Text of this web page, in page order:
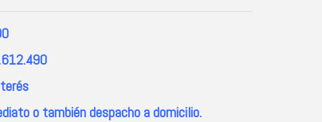
o también despacho a domicilio.